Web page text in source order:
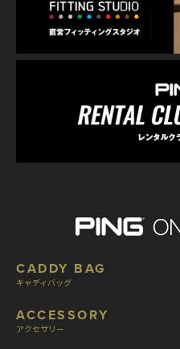
CADDY BAG
キャディバッグ
ACCESSORY
アクセサリー